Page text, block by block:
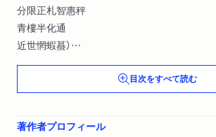
分限正札智惠秤
青樓半化通
近世惘蝦蟇）
梅亭金鵞篇（寄笑新聞）
條野採菊・染崎延房篇（近世紀聞（抄））
松村春輔篇（開明小説春雨文庫）
明治新政府文藝政策の一端（柳田泉）
目次をすべて読む
著作者プロフィール